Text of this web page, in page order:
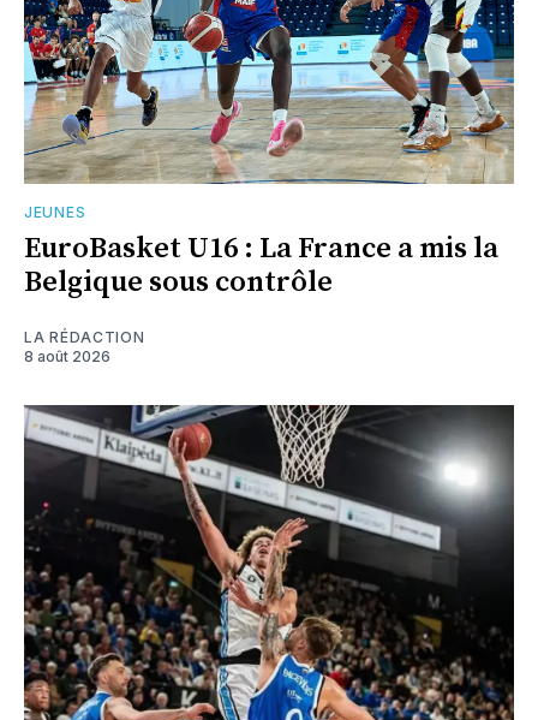
JEUNES
EuroBasket U16 : La France a mis la
Belgique sous contrôle
LA RÉDACTION
8 août 2026